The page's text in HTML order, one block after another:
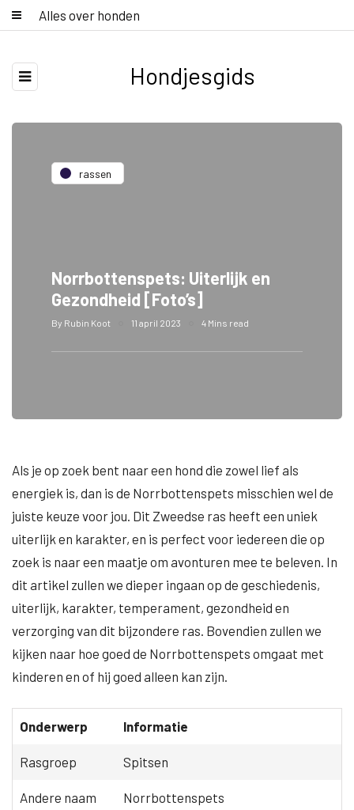
Alles over honden
Hondjesgids
rassen
Norrbottenspets: Uiterlijk en
Gezondheid [Foto’s]
By Rubin Koot 11 april 2023 4 Mins read
Als je op zoek bent naar een hond die zowel lief als
energiek is, dan is de Norrbottenspets misschien wel de
juiste keuze voor jou. Dit Zweedse ras heeft een uniek
uiterlijk en karakter, en is perfect voor iedereen die op
zoek is naar een maatje om avonturen mee te beleven. In
dit artikel zullen we dieper ingaan op de geschiedenis,
uiterlijk, karakter, temperament, gezondheid en
verzorging van dit bijzondere ras. Bovendien zullen we
kijken naar hoe goed de Norrbottenspets omgaat met
kinderen en of hij goed alleen kan zijn.
Onderwerp Informatie
Rasgroep Spitsen
Andere naam Norrbottenspets